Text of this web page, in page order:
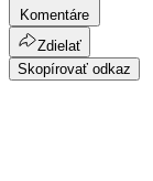
Komentáre
Zdielať
Skopírovať odkaz